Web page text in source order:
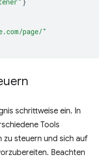
page/"
schrittweise ein. In
Tools
zu steuern und sich auf
Beachten